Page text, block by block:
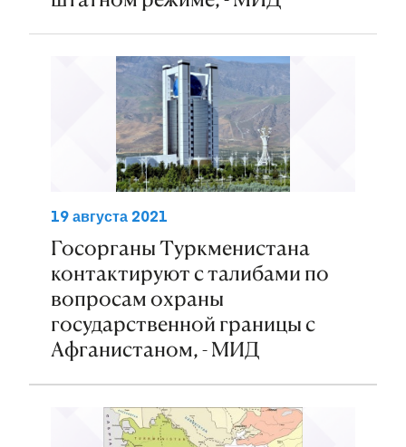
19 августа 2021
Госорганы Туркменистана
контактируют с талибами по
вопросам охраны
государственной границы с
Афганистаном, - МИД